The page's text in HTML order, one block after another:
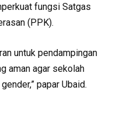
fungsi Satgas
(PPK).
untuk pendampingan
aman agar sekolah
papar Ubaid.